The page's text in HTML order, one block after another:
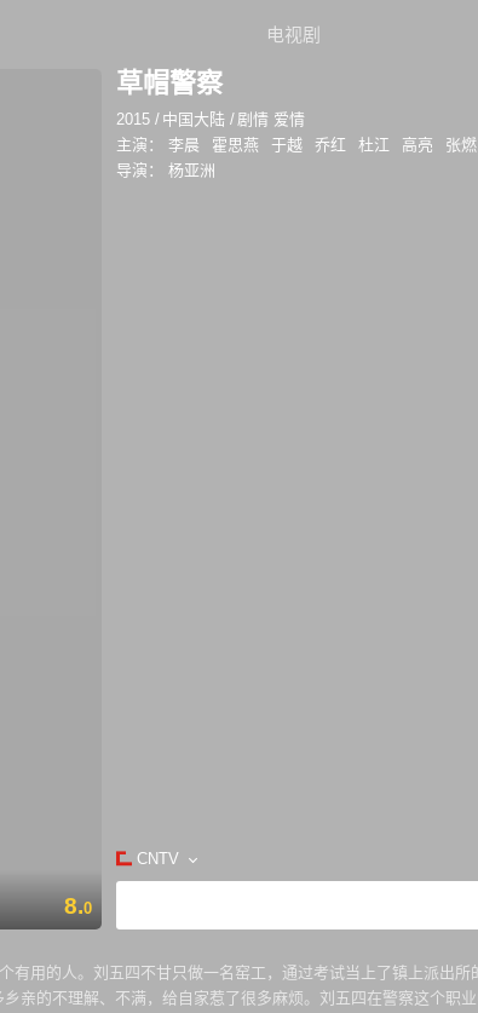
电视剧
8.0
草帽警察
2015 / 中国大陆 /剧情 爱情
主演：
李晨 霍思燕 于越 乔红 杜江 高亮 张燃
导演：
杨亚洲
CNTV
用的人。刘五四不甘只做一名窑工，通过考试当上了镇上派出
亲的不理解、不满，给自家惹了很多麻烦。刘五四在警察这个职